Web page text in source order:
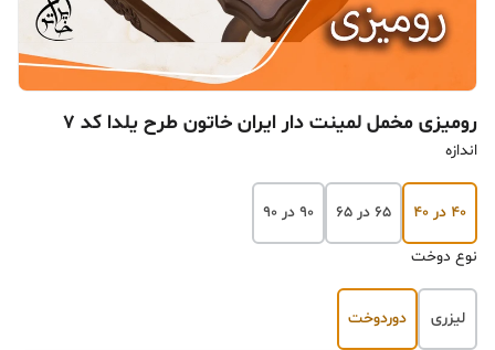
رومیزی مخمل لمینت دار ایران خاتون طرح یلدا کد ۷
اندازه
۴۰ در ۴۰ ۶۵ در ۶۵ ۹۰ در ۹۰
نوع دوخت
لیزری دوردوخت